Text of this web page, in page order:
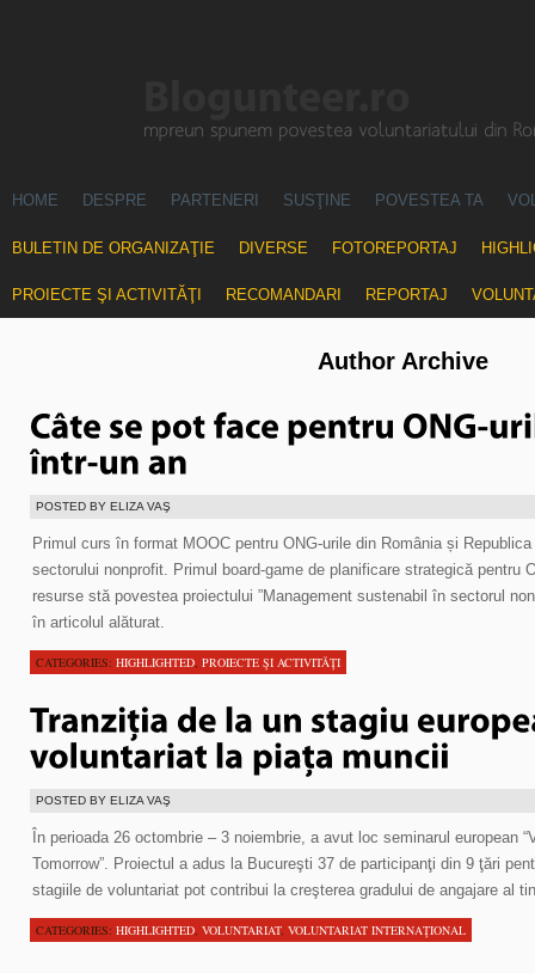
HOME DESPRE PARTENERI SUSŢINE POVESTEA TA
BULETIN DE ORGANIZAŢIE DIVERSE FOTOREPORTAJ
PROIECTE ŞI ACTIVITĂŢI RECOMANDARI REPORTAJ
Author Archive
POSTED BY ELIZA VAŞ
Primul curs în format MOOC pentru ONG-urile din România și
sectorului nonprofit. Primul board-game de planificare strategică pentru
resurse stă povestea proiectului ”Management sustenabil în sectorul
în articolul alăturat.
CATEGORIES: HIGHLIGHTED, PROIECTE ŞI ACTIVITĂŢI
POSTED BY ELIZA VAŞ
În perioada 26 octombrie – 3 noiembrie, a avut loc seminarul european
Tomorrow”. Proiectul a adus la Bucureşti 37 de participanţi din 9 ţări
stagiile de voluntariat pot contribui la creşterea gradului de angajare al
CATEGORIES: HIGHLIGHTED, VOLUNTARIAT, VOLUNTARIAT INTERNAŢIONAL